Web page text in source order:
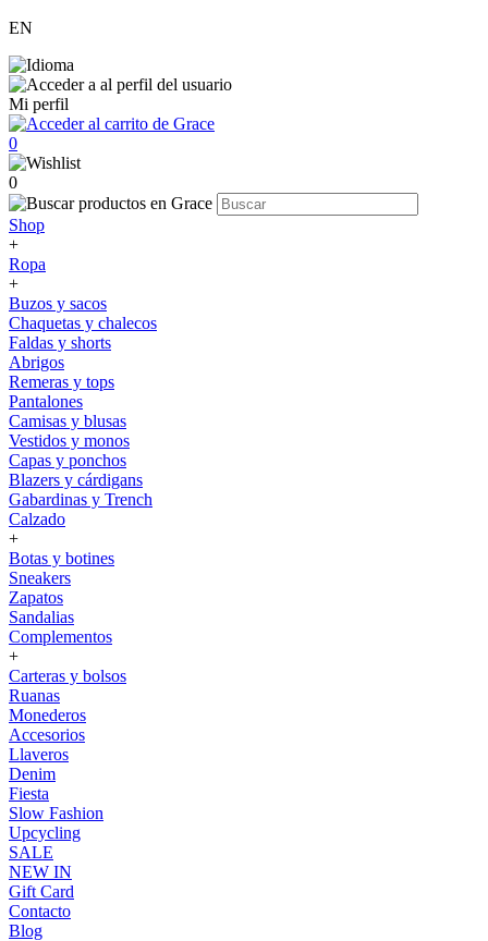
EN
Mi perfil
0
0
Shop
+
Ropa
+
Buzos y sacos
Chaquetas y chalecos
Faldas y shorts
Abrigos
Remeras y tops
Pantalones
Camisas y blusas
Vestidos y monos
Capas y ponchos
Blazers y cárdigans
Gabardinas y Trench
Calzado
+
Botas y botines
Sneakers
Zapatos
Sandalias
Complementos
+
Carteras y bolsos
Ruanas
Monederos
Accesorios
Llaveros
Denim
Fiesta
Slow Fashion
Upcycling
SALE
NEW IN
Gift Card
Contacto
Blog